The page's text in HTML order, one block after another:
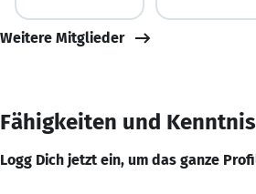
Weitere Mitglieder
Fähigkeiten und
Logg Dich jetzt ein, um das ganze